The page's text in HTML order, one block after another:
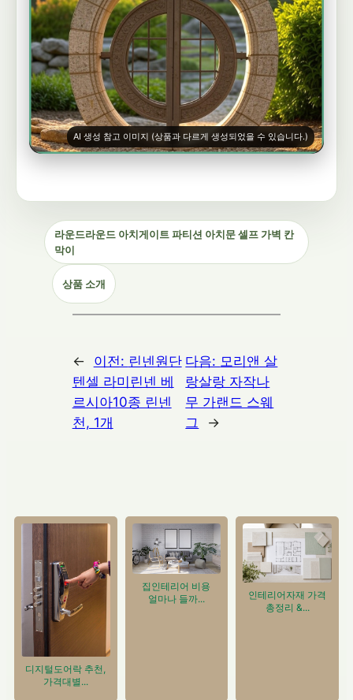
AI 생성 참고 이미지 (상품과 다르게 생성되었을 수 있습니다.)
라운드라운드 아치게이트 파티션 아치문 셀프 가벽 칸
막이
상품 소개
← 이전: 린넨원단
텐셀 라미린넨 베
르시아10종 린넨
천, 1개
다음: 모리앤 살
랑살랑 자작나
무 가랜드 스웨
그
→
디지털도어락 추천,
가격대별...
집인테리어 비용
얼마나 들까...
인테리어자재 가격
총정리 &...